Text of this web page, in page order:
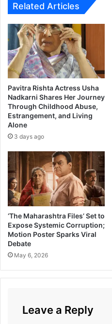
हे
र
ख
न
x
O
i
c
C
o
l
l
e
c
i
o
n
Related Articles
Pavitra Rishta Actress Usha
Nadkarni Shares Her Journey
Through Childhood Abuse,
Estrangement, and Living
Alone
3 days ago
‘The Maharashtra Files’ Set to
Expose Systemic Corruption;
Motion Poster Sparks Viral
Debate
May 6, 2026
Leave a Reply